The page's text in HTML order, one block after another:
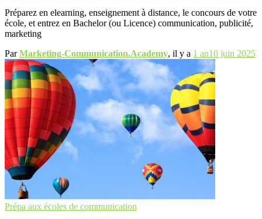
Préparez en elearning, enseignement à distance, le concours de votre
école, et entrez en Bachelor (ou Licence) communication, publicité,
marketing
ParMarketing-Communication.Academy, il y a 1 an10 juin 2025
Prépa aux écoles de communication